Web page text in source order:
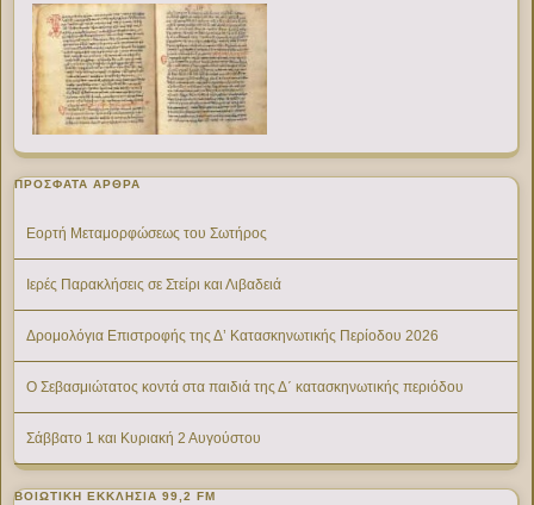
ΠΡΌΣΦΑΤΑ ΆΡΘΡΑ
Εορτή Μεταμορφώσεως του Σωτήρος
Ιερές Παρακλήσεις σε Στείρι και Λιβαδειά
Δρομολόγια Επιστροφής της Δ’ Κατασκηνωτικής Περίοδου 2026
Ο Σεβασμιώτατος κοντά στα παιδιά της Δ΄ κατασκηνωτικής περιόδου
Σάββατο 1 και Κυριακή 2 Αυγούστου
ΒΟΙΩΤΙΚΉ ΕΚΚΛΗΣΊΑ 99,2 FM